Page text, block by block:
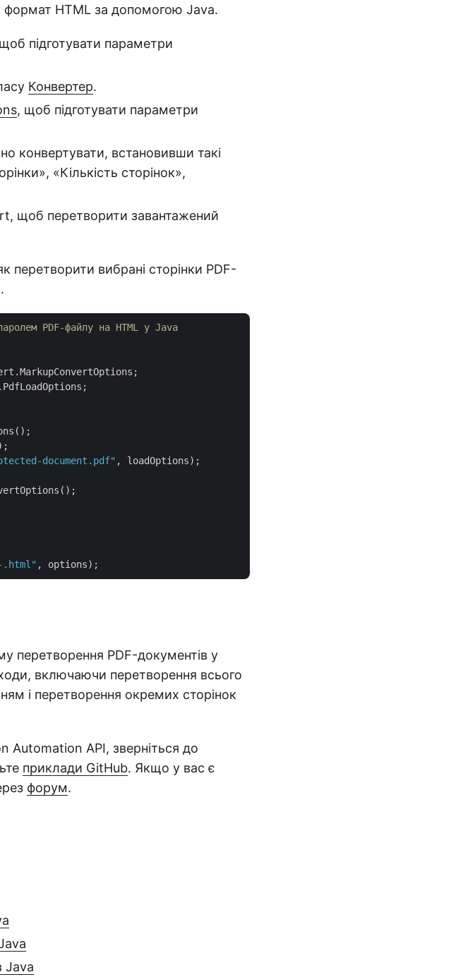
формат HTML за допомогою Java.
підготувати параметри
Конвертер.
, щоб підготувати параметри
конвертувати, встановивши такі
«Кількість сторінок»,
щоб перетворити завантажений
вибрані сторінки PDF-
PDF-файлу на HTML у Java
document.pdf" , loadOptions);
.html"
перетворення PDF-документів у
включаючи перетворення всього
і перетворення окремих сторінок
Automation API, зверніться до
приклади GitHub. Якщо у вас є
форум.
Java